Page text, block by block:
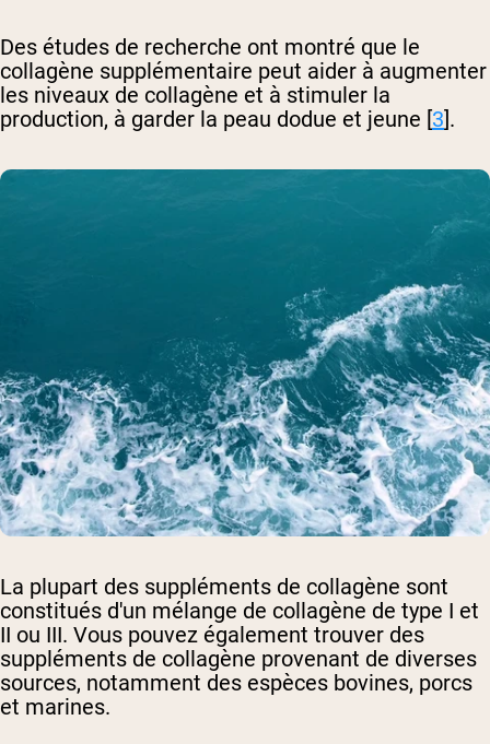
Des études de recherche ont montré que le
collagène supplémentaire peut aider à augmenter
les niveaux de collagène et à stimuler la
production, à garder la peau dodue et jeune [3].
La plupart des suppléments de collagène sont
constitués d'un mélange de collagène de type I et
II ou III. Vous pouvez également trouver des
suppléments de collagène provenant de diverses
sources, notamment des espèces bovines, porcs
et marines.